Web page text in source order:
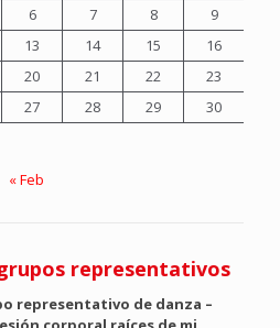
6 7 8
9
13 14 15
16
20 21 22
23
27 28 29
30
« Feb
representativos
representativo de danza –